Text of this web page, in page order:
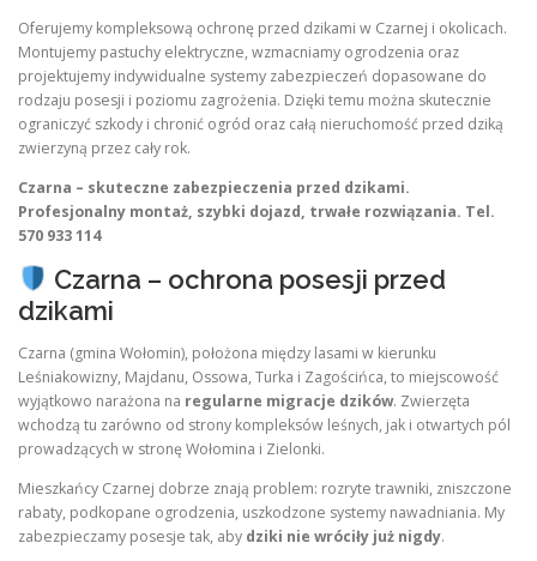
Oferujemy kompleksową ochronę przed dzikami w Czarnej i okolicach.
Montujemy pastuchy elektryczne, wzmacniamy ogrodzenia oraz
projektujemy indywidualne systemy zabezpieczeń dopasowane do
rodzaju posesji i poziomu zagrożenia. Dzięki temu można skutecznie
ograniczyć szkody i chronić ogród oraz całą nieruchomość przed dziką
zwierzyną przez cały rok.
Czarna – skuteczne zabezpieczenia przed dzikami.
Profesjonalny montaż, szybki dojazd, trwałe rozwiązania. Tel.
570 933 114
Czarna – ochrona posesji przed
dzikami
Czarna (gmina Wołomin), położona między lasami w kierunku
Leśniakowizny, Majdanu, Ossowa, Turka i Zagościńca, to miejscowość
wyjątkowo narażona na regularne migracje dzików. Zwierzęta
wchodzą tu zarówno od strony kompleksów leśnych, jak i otwartych pól
prowadzących w stronę Wołomina i Zielonki.
Mieszkańcy Czarnej dobrze znają problem: rozryte trawniki, zniszczone
rabaty, podkopane ogrodzenia, uszkodzone systemy nawadniania. My
zabezpieczamy posesje tak, aby dziki nie wróciły już nigdy.